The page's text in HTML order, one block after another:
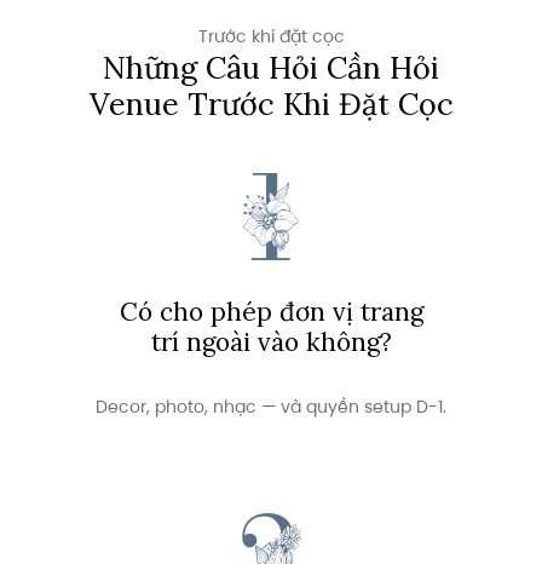
Trước khi đặt cọc
Những Câu Hỏi Cần Hỏi
Venue Trước Khi Đặt Cọc
Có cho phép đơn vị trang
trí ngoài vào không?
Decor, photo, nhạc — và quyền setup D-1.